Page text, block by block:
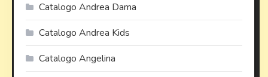
Catalogo Andrea Dama
Catalogo Andrea Kids
Catalogo Angelina